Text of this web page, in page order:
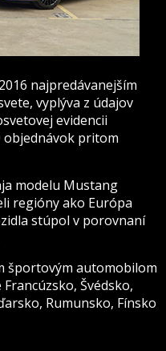
najpredávanejším
vyplýva z údajov
evidencii
objednávok pritom
modelu Mustang
regióny ako Európa
stúpol v porovnaní
športovým automobilom
Švédsko,
Rumunsko, Fínsko